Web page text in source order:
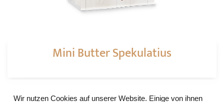
Wir nutzen Cookies auf unserer Website. Einige von ihnen
Mini Butter Spekulatius